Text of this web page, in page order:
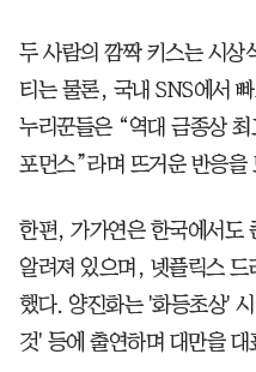
두 사람의 깜짝 키스는 시상
티는 물론, 국내 SNS에서
누리꾼들은 “역대 금종상
포먼스”라며 뜨거운 반응을
한편, 가가연은 한국에서도
알려져 있으며, 넷플릭스
했다. 양진화는 '화등초상'
것' 등에 출연하며 대만을